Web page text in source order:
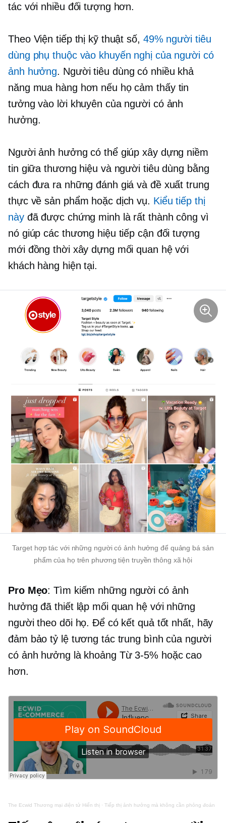
tác với nhiều đối tượng hơn.
Theo Viện tiếp thị kỹ thuật số, 49% người tiêu
dùng phụ thuộc vào khuyến nghị của người có
ảnh hưởng. Người tiêu dùng có nhiều khả
năng mua hàng hơn nếu họ cảm thấy tin
tưởng vào lời khuyên của người có ảnh
hưởng.
Người ảnh hưởng có thể giúp xây dựng niềm
tin giữa thương hiệu và người tiêu dùng bằng
cách đưa ra những đánh giá và đề xuất trung
thực về sản phẩm hoặc dịch vụ. Kiểu tiếp thị
nàyđã được chứng minh là rất thành công vì
nó giúp các thương hiệu tiếp cận đối tượng
mới đồng thời xây dựng mối quan hệ với
khách hàng hiện tại.
Target hợp tác với những người có ảnh hưởng để quảng bá sản
phẩm của họ trên phương tiện truyền thông xã hội
Pro Mẹo: Tìm kiếm những người có ảnh
hưởng đã thiết lập mối quan hệ với những
người theo dõi họ. Để có kết quả tốt nhất, hãy
đảm bảo tỷ lệ tương tác trung bình của người
có ảnh hưởng là khoảng Từ 3-5% hoặc cao
hơn.
The Ecwid Thương mại điện tử Hiển thị · Tiếp thị ảnh hưởng mà không cần phỏng đoán